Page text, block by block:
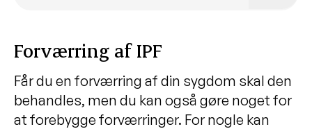
Behandling af IPF
Livsstilsændringer ved IPF
Livet med IPF
Forværring af IPF
Får du en forværring af din sygdom skal den
behandles, men du kan også gøre noget for
at forebygge forværringer. For nogle kan